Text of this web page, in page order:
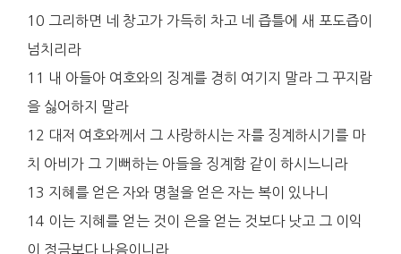
10 그리하면 네 창고가 가득히 차고 네 즙틀에 새 포도즙이
넘치리라
11 내 아들아 여호와의 징계를 경히 여기지 말라 그 꾸지람
을 싫어하지 말라
12 대저 여호와께서 그 사랑하시는 자를 징계하시기를 마
치 아비가 그 기뻐하는 아들을 징계함 같이 하시느니라
13 지혜를 얻은 자와 명철을 얻은 자는 복이 있나니
14 이는 지혜를 얻는 것이 은을 얻는 것보다 낫고 그 이익
이 정금보다 나음이니라